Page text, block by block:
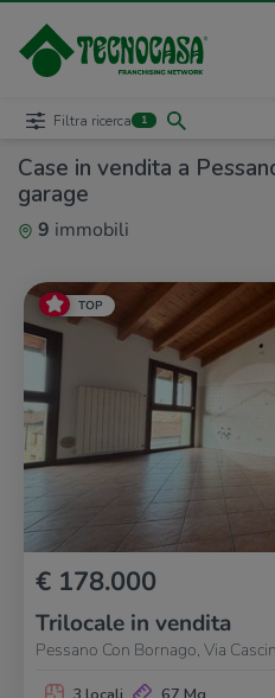
Case in vendita a
garage
9 immobili
Filtra ricerca 1
TOP
€ 178.000
Trilocale in vendita
Pessano Con Bornago, Via